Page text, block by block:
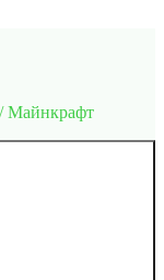
Майнкрафт